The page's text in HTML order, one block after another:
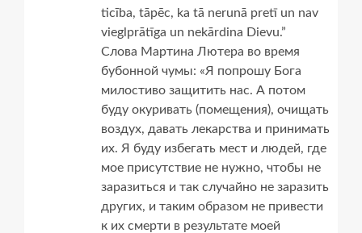
ticība, tāpēc, ka tā nerunā pretī un nav
vieglprātīga un nekārdina Dievu.”
Слова Мартина Лютера во время
бубонной чумы: «Я попрошу Бога
милостиво защитить нас. А потом
буду окуривать (помещения), очищать
воздух, давать лекарства и принимать
их. Я буду избегать мест и людей, где
мое присутствие не нужно, чтобы не
заразиться и так случайно не заразить
других, и таким образом не привести
к их смерти в результате моей